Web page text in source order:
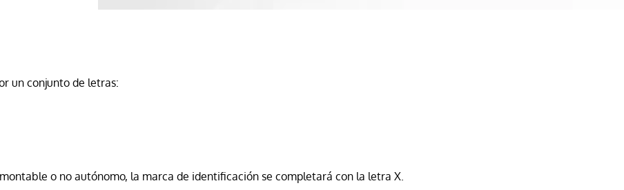
un conjunto de letras:
o no autónomo, la marca de identificación se completará con la letra X.